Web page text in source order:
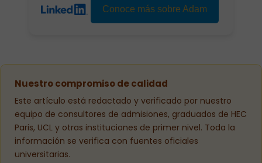
Conoce más sobre Adam
Nuestro compromiso de calidad
Este artículo está redactado y verificado por nuestro
equipo de consultores de admisiones, graduados de HEC
Paris, UCL y otras instituciones de primer nivel. Toda la
información se verifica con fuentes oficiales
universitarias.